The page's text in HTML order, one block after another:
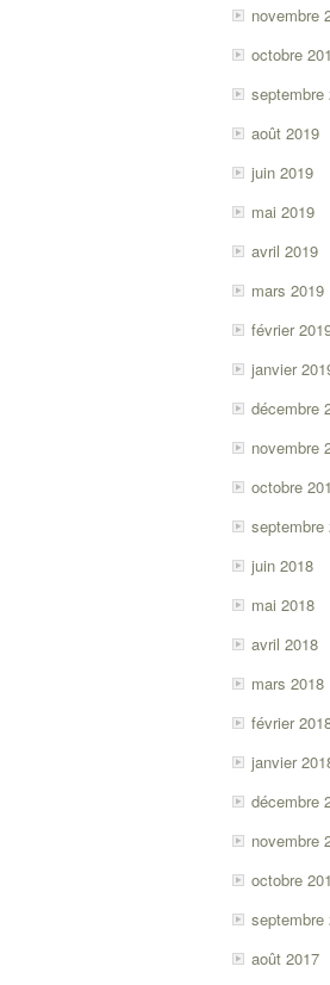
novembre
octobre
septembre
août 2019
juin 2019
mai 2019
avril 2019
mars 2019
février
janvier
décembre
novembre
octobre
septembre
juin 2018
mai 2018
avril 2018
mars 2018
février
janvier
décembre
novembre
octobre
septembre
août 2017